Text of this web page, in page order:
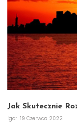
Jak Skutecznie
Igor 19 Czerwca 2022